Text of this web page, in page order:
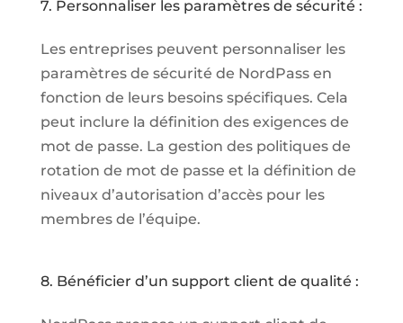
7. Personnaliser les paramètres de sécurité :
Les entreprises peuvent personnaliser les
paramètres de sécurité de NordPass en
fonction de leurs besoins spécifiques. Cela
peut inclure la définition des exigences de
mot de passe. La gestion des politiques de
rotation de mot de passe et la définition de
niveaux d’autorisation d’accès pour les
membres de l’équipe.
8. Bénéficier d’un support client de qualité :